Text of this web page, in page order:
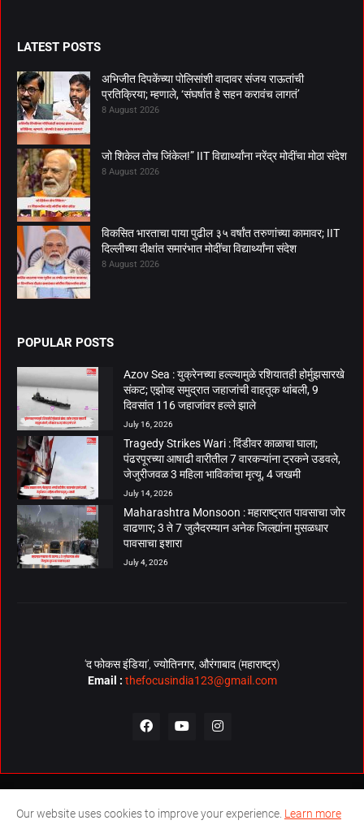
LATEST POSTS
अभिजीत दिपकेंच्या पोलिसांशी वादावर संजय राऊतांची
प्रतिक्रिया; म्हणाले, ‘संघर्षात हे सहन करावंच लागतं’
8 August 2026
जो शिकेल तोच जिंकेल!” IIT विद्यार्थ्यांना नरेंद्र मोदींचा मोठा संदेश
8 August 2026
विकसित भारताचा पाया पुढील ३५ वर्षांत तरुणांच्या कामावर; IIT
दिल्लीच्या दीक्षांत समारंभात मोदींचा विद्यार्थ्यांना संदेश
8 August 2026
POPULAR POSTS
Azov Sea : युक्रेनच्या हल्ल्यामुळे रशियातही होर्मुझसारखे
संकट; एझोव्ह समुद्रात जहाजांची वाहतूक थांबली, 9
दिवसांत 116 जहाजांवर हल्ले झाले
July 16, 2026
Tragedy Strikes Wari : दिंडीवर काळाचा घाला;
पंढरपूरच्या आषाढी वारीतील 7 वारकऱ्यांना ट्रकने उडवले,
जेजुरीजवळ 3 महिला भाविकांचा मृत्यू, 4 जखमी
July 14, 2026
Maharashtra Monsoon : महाराष्ट्रात पावसाचा जोर
वाढणार; 3 ते 7 जुलैदरम्यान अनेक जिल्ह्यांना मुसळधार
पावसाचा इशारा
July 4, 2026
‘द फोकस इंडिया’, ज्योतिनगर, औरंगाबाद (महाराष्ट्र)
Email : thefocusindia123@gmail.com
About Us Contact Us The Focus India Policy
Our website uses cookies to improve your experience. Learn more